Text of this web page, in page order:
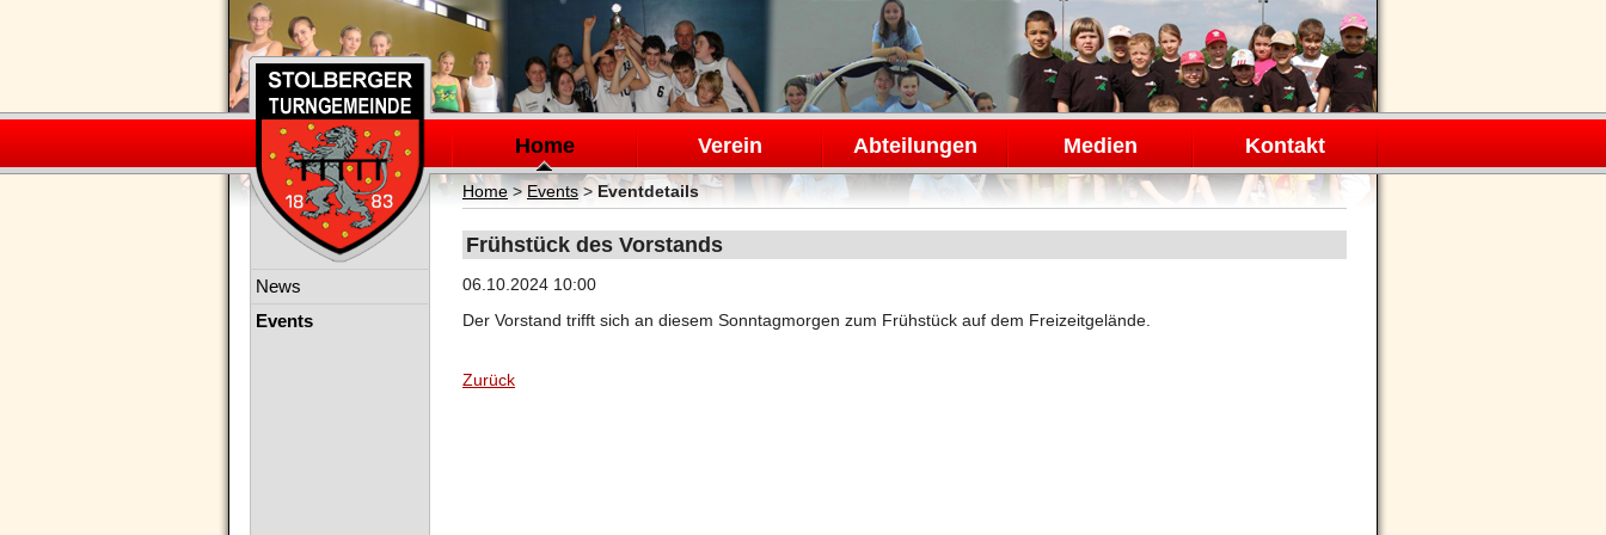
Navigation
überspringen
Home Verein Abteilungen Medien Kontakt
Home> Events> Eventdetails
Frühstück des Vorstands
06.10.2024 10:00
Der Vorstand trifft sich an diesem Sonntagmorgen zum Frühstück auf dem Freizeitgelände.
Zurück
Navigation
News
Events